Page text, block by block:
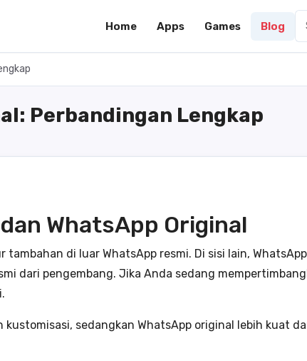
Home Apps Games Blog
Perbandingan Lengkap
WhatsApp Original
di luar WhatsApp resmi. Di sisi lain,
dari pengembang. Jika Anda sedang
sedangkan WhatsApp original lebih kuat